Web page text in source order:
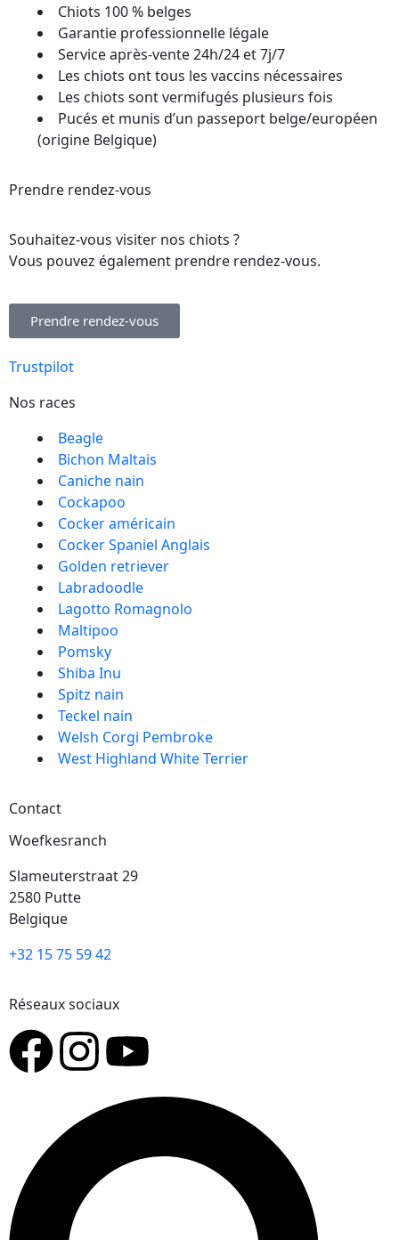
Chiots 100 % belges
Garantie professionnelle légale
Service après-vente 24h/24 et 7j/7
Les chiots ont tous les vaccins nécessaires
Les chiots sont vermifugés plusieurs fois
Pucés et munis d’un passeport belge/européen
(origine Belgique)
Prendre rendez-vous
Souhaitez-vous visiter nos chiots ?
Vous pouvez également prendre rendez-vous.
Prendre rendez-vous
Trustpilot
Nos races
Beagle
Bichon Maltais
Caniche nain
Cockapoo
Cocker américain
Cocker Spaniel Anglais
Golden retriever
Labradoodle
Lagotto Romagnolo
Maltipoo
Pomsky
Shiba Inu
Spitz nain
Teckel nain
Welsh Corgi Pembroke
West Highland White Terrier
Contact
Woefkesranch
Slameuterstraat 29
2580 Putte
Belgique
+32 15 75 59 42
Réseaux sociaux